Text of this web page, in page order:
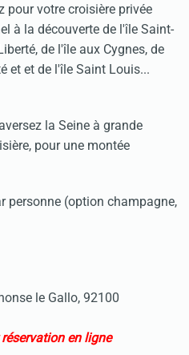
pour votre croisière privée
à la découverte de l'île Saint-
de l'île aux Cygnes, de
et et de l'île Saint Louis...
la Seine à grande
pour une montée
personne (option champagne,
le Gallo, 92100
en ligne